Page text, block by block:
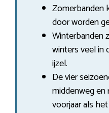
Zomerbanden
door worden
Winterbanden
winters veel in
ijzel.
De vier
middenweg
voorjaar als het